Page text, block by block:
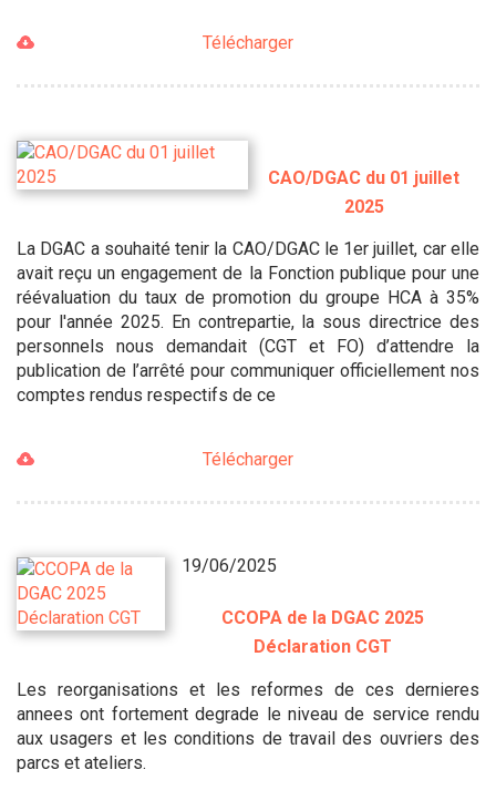
Télécharger
CAO/DGAC du 01 juillet
2025
La DGAC a souhaité tenir la CAO/DGAC le 1er juillet, car elle
avait reçu un engagement de la Fonction publique pour une
réévaluation du taux de promotion du groupe HCA à 35%
pour l'année 2025. En contrepartie, la sous directrice des
personnels nous demandait (CGT et FO) d’attendre la
publication de l’arrêté pour communiquer officiellement nos
comptes rendus respectifs de ce
Télécharger
19/06/2025
CCOPA de la DGAC 2025
Déclaration CGT
Les reorganisations et les reformes de ces dernieres
annees ont fortement degrade le niveau de service rendu
aux usagers et les conditions de travail des ouvriers des
parcs et ateliers.